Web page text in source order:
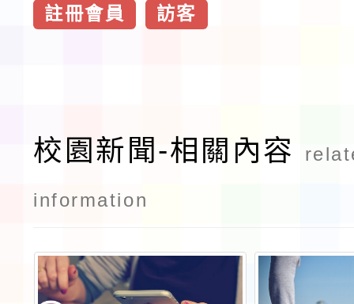
註冊會員 訪客
校園新聞-相關內容
information